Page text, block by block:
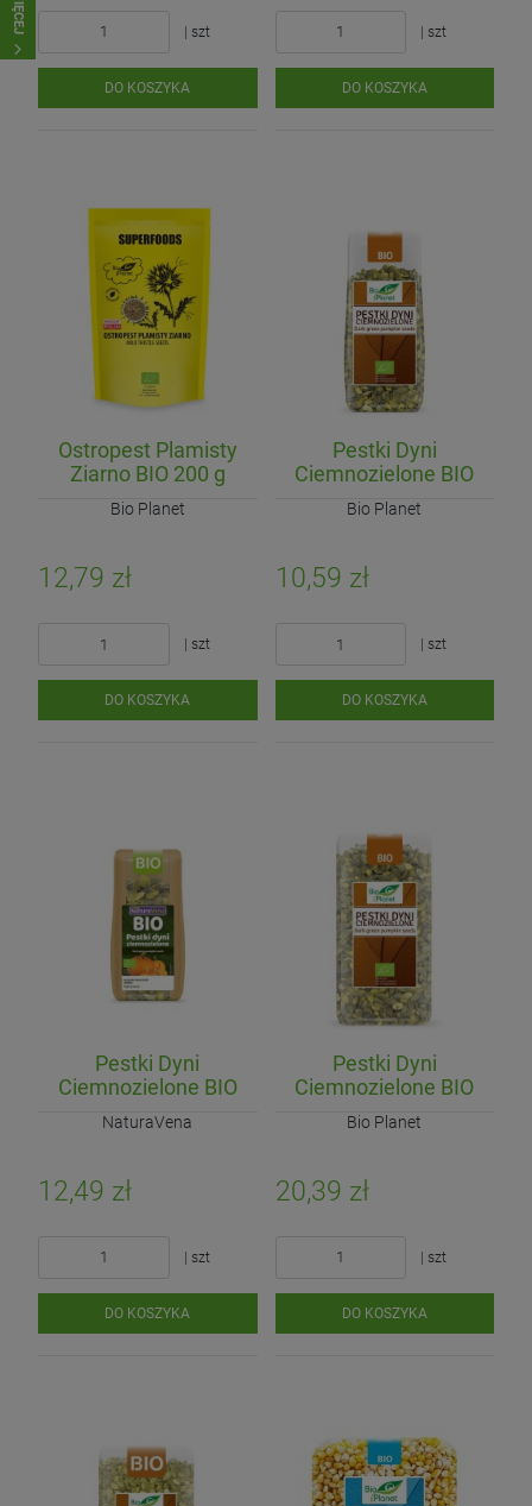
WIĘCEJ | szt
DO KOSZYKA
| szt
DO KOSZYKA
Ostropest Plamisty
Ziarno BIO 200 g
Bio Planet
12,79 zł
| szt
DO KOSZYKA
Pestki Dyni
Ciemnozielone BIO
150 g
Bio Planet
10,59 zł
| szt
DO KOSZYKA
Pestki Dyni
Ciemnozielone BIO
150 g
NaturaVena
12,49 zł
| szt
DO KOSZYKA
Pestki Dyni
Ciemnozielone BIO
350 g
Bio Planet
20,39 zł
| szt
DO KOSZYKA